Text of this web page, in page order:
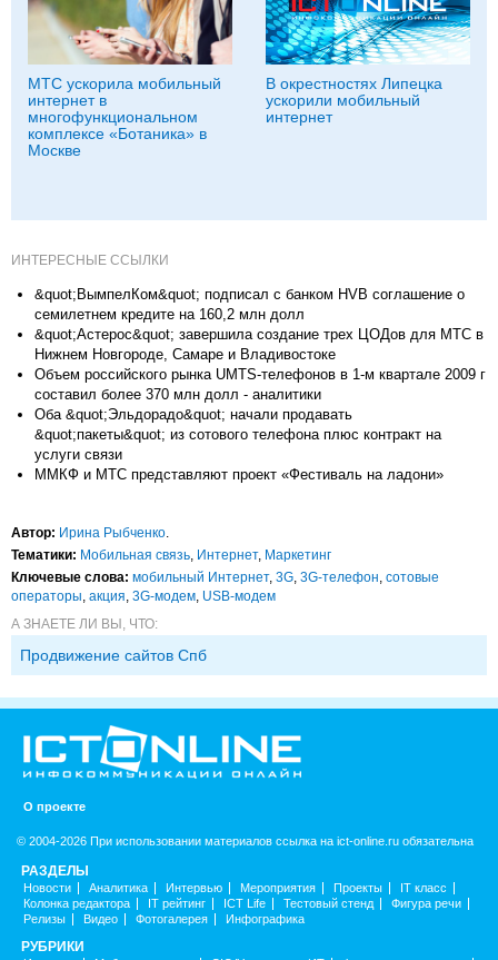
МТС ускорила мобильный
интернет в
многофункциональном
комплексе «Ботаника» в
Москве
В окрестностях Липецка
ускорили мобильный
интернет
ИНТЕРЕСНЫЕ ССЫЛКИ
&quot;ВымпелКом&quot; подписал с банком HVB соглашение о
семилетнем кредите на 160,2 млн долл
&quot;Астерос&quot; завершила создание трех ЦОДов для МТС в
Нижнем Новгороде, Самаре и Владивостоке
Объем российского рынка UMTS-телефонов в 1-м квартале 2009 г
составил более 370 млн долл - аналитики
Оба &quot;Эльдорадо&quot; начали продавать
&quot;пакеты&quot; из сотового телефона плюс контракт на
услуги связи
ММКФ и МТС представляют проект «Фестиваль на ладони»
Автор: Ирина Рыбченко
Тематики: Мобильная связь Интернет, Маркетинг
Ключевые слова: мобильный Интернет, 3G 3G-телефон сотовые
операторы акция 3G-модем USB-модем
А ЗНАЕТЕ ЛИ ВЫ, ЧТО:
Продвижение сайтов Спб
О проекте
© 2004-2026 При использовании материалов ссылка на ict-online.ru обязательна
РАЗДЕЛЫ
Новости Аналитика Интервью Мероприятия Проекты
IT класс
Колонка редактора
IT рейтинг ICT Life Тестовый стенд
Фигура речи
Релизы
Видео Фотогалерея Инфографика
РУБРИКИ